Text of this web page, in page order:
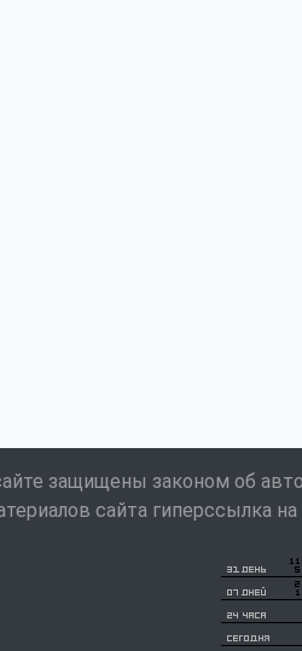
защищены законом об
сайта гиперссылка